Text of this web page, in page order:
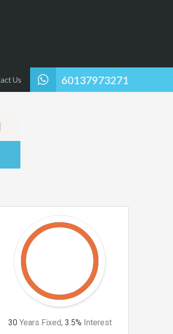
60137973271
Us
30 Years Fixed, 3.5% Interest